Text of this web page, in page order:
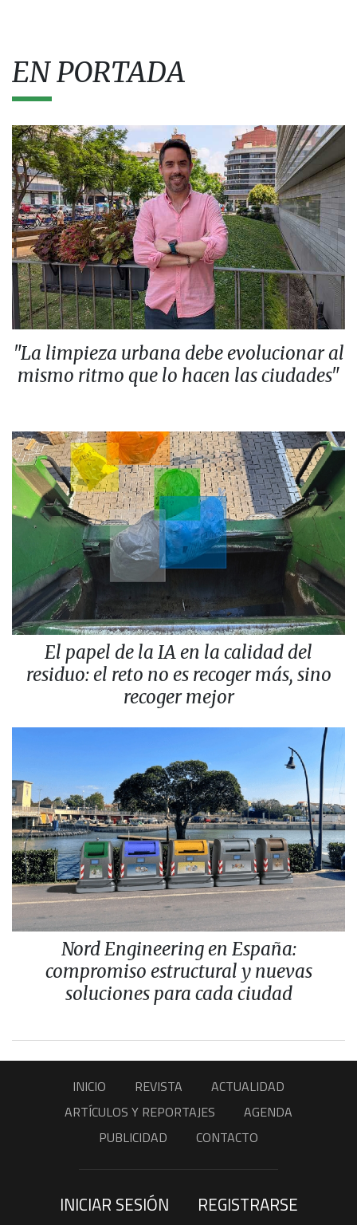
EN PORTADA
"La limpieza urbana debe evolucionar al
mismo ritmo que lo hacen las ciudades"
El papel de la IA en la calidad del
residuo: el reto no es recoger más, sino
recoger mejor
Nord Engineering en España:
compromiso estructural y nuevas
soluciones para cada ciudad
INICIO REVISTA
ACTUALIDAD
ARTÍCULOS Y REPORTAJES
AGENDA
PUBLICIDAD
CONTACTO
INICIAR SESIÓN
REGISTRARSE